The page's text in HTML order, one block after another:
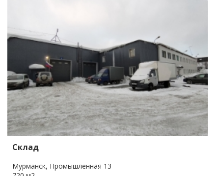
Склад
Мурманск, Промышленная 13